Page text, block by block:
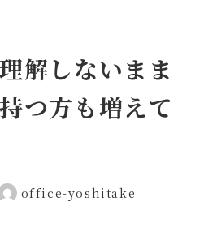
解しないまま
つ方も増えて
office-yoshitake